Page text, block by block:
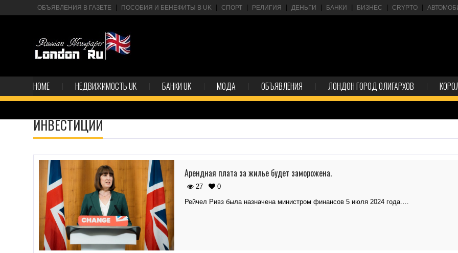
ОБЪЯВЛЕНИЯ В ГАЗЕТЕ ПОСОБИЯ И БЕНЕФИТЫ В UK СПОРТ РЕЛИГИЯ ДЕНЬГИ БАНКИ БИЗНЕС CRYPTO
HOME НЕДВИЖИМОСТЬ UK БАНКИ UK МОДА ОБЪЯВЛЕНИЯ ЛОНДОН ГОРОД ОЛИГАРХОВ
ИНВЕСТИЦИИ
Арендная плата за жилье будет заморожена.
27
0
Рейчел Ривз была назначена министром финансов 5 июля 2024 года.…